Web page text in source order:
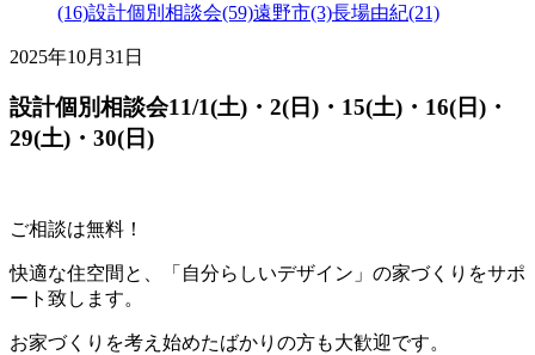
(16)設計個別相談会(59)遠野市(3)長場由紀(21)
2025年10月31日
設計個別相談会11/1(土)・2(日)・15(土)・16(日)・
29(土)・30(日)
ご相談は無料！
快適な住空間と、「自分らしいデザイン」の家づくりをサポ
ート致します。
お家づくりを考え始めたばかりの方も大歓迎です。